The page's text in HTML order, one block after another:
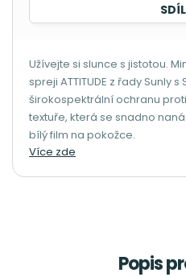
Užívejte si slunce s jistotou.
spreji ATTITUDE z řady Sunly
širokospektrální ochranu proti
textuře, která se snadno
bílý film na pokožce.
Více zde
Popis